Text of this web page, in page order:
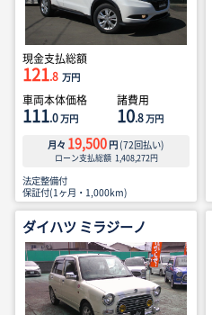
現金支払総額
121.8 万円
車両本体価格
111.0万円
諸費用
10.8万円
月々 19,500 円 (72回払い)
ローン支払総額 1,408,272円
法定整備付
保証付(1ヶ月・1,000km)
ダイハツ ミラジーノ